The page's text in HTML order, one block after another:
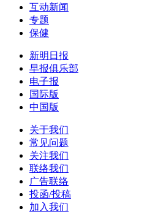
互动新闻
专题
保健
新明日报
早报俱乐部
电子报
国际版
中国版
关于我们
常见问题
关注我们
联络我们
广告联络
投函/投稿
加入我们